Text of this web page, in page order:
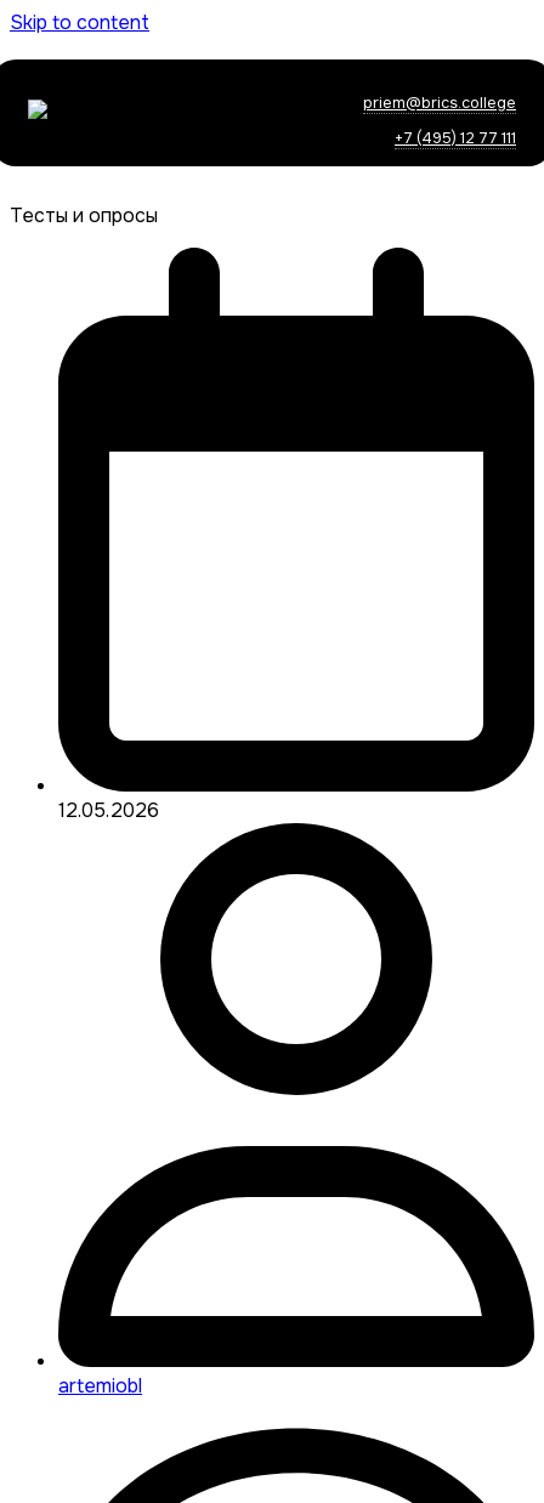
Skip to content
priem@brics.college
+7 (495) 12 77 111
Тесты и опросы
12.05.2026
artemiobl